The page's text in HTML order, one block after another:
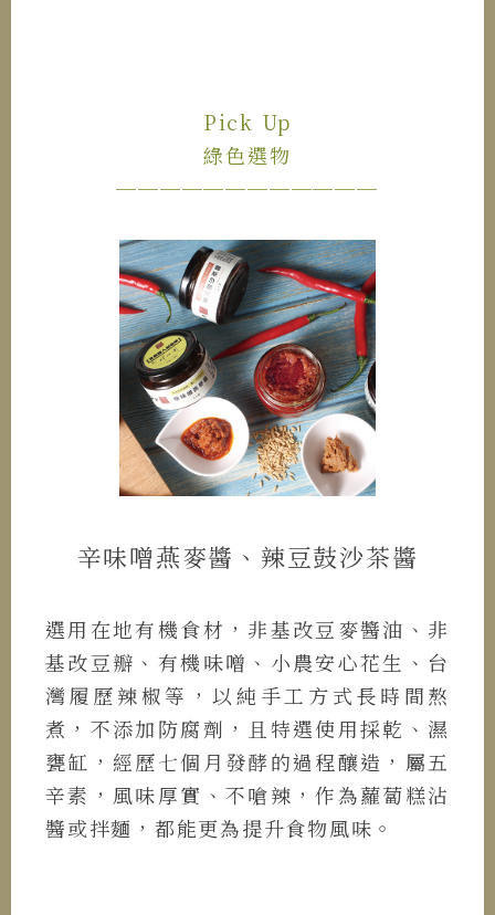
Pick Up
綠色選物
────────────
辛味噌燕麥醬、辣豆鼓沙茶醬
選用在地有機食材，非基改豆麥醬油、非
基改豆瓣、有機味噌、小農安心花生、台
灣履歷辣椒等，以純手工方式長時間熬
煮，不添加防腐劑，且特選使用採乾、濕
甕缸，經歷七個月發酵的過程釀造，屬五
辛素，風味厚實、不嗆辣，作為蘿蔔糕沾
醬或拌麵，都能更為提升食物風味。